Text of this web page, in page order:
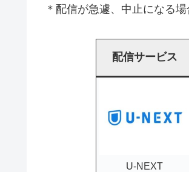
＊配信が急遽、中止になる
配信サービス
U-NEXT